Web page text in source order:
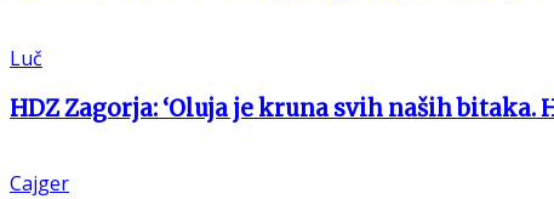
Luč
HDZ Zagorja: ‘Oluja je kruna svih naših bitaka.
Cajger